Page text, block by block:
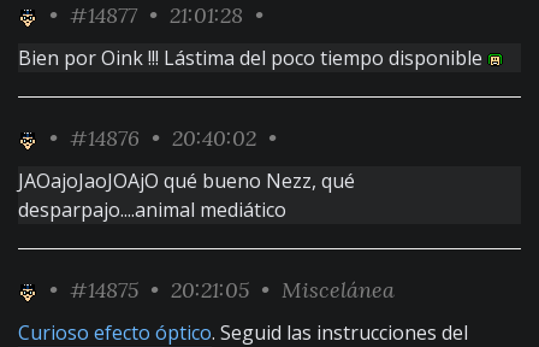
• #14877 • 21:01:28 •
Bien por Oink !!! Lástima del poco tiempo disponible
• #14876 • 20:40:02 •
JAOajoJaoJOAjO qué bueno Nezz, qué
desparpajo....animal mediático
• #14875 • 20:21:05 • Miscelánea
Curioso efecto óptico. Seguid las instrucciones del